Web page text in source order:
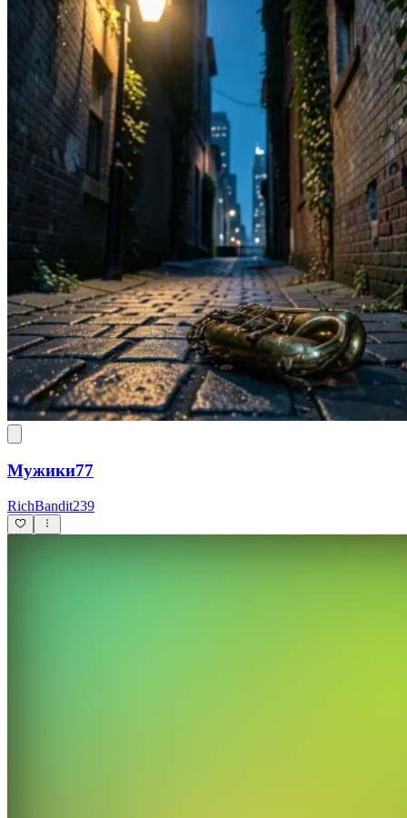
Мужики77
RichBandit239